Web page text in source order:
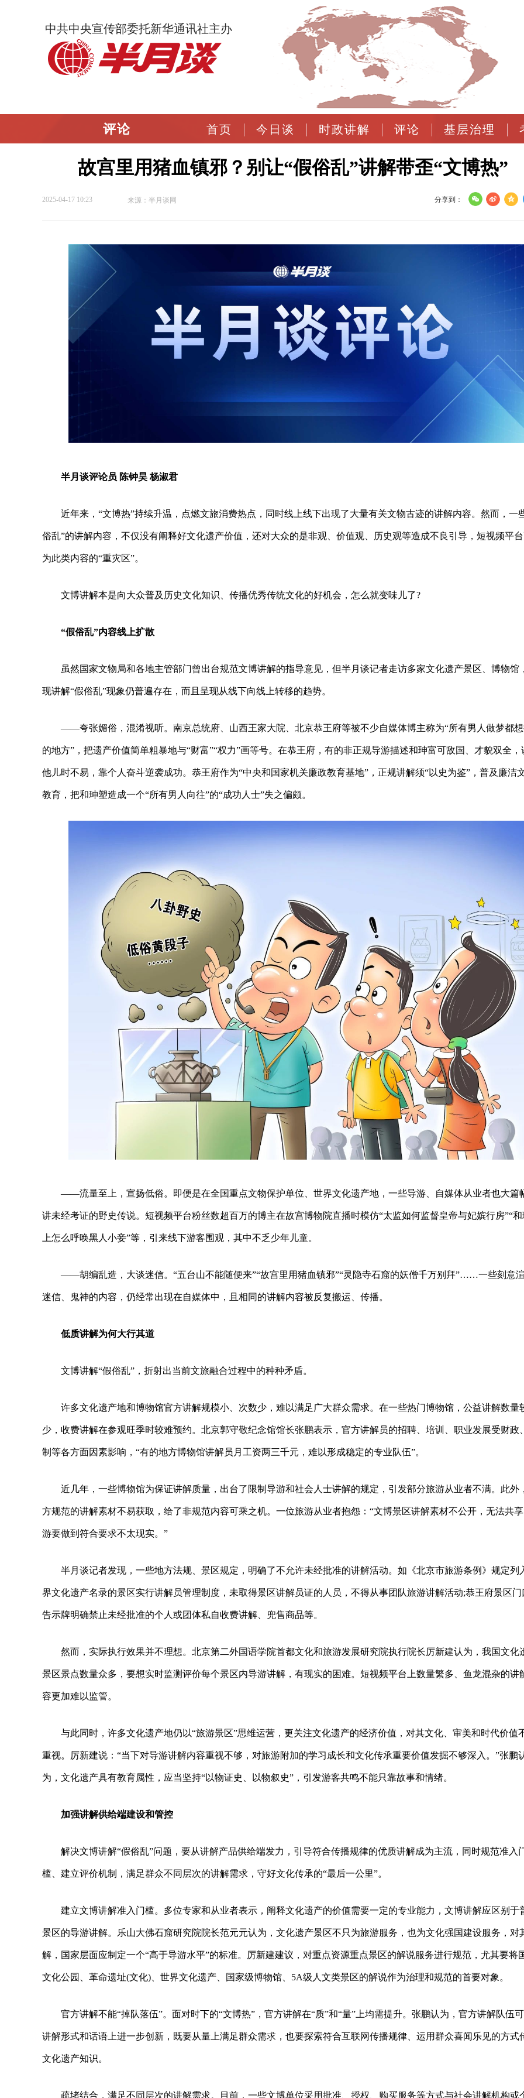
中共中央宣传部委托新华通讯社主办
评论 首页 今日谈 时政讲解 评论 基层治理
故宫里用猪血镇邪？别让“假俗乱”讲解带歪“文博热”
2025-04-17 10:23 来源：半月谈网 分享到：
半月谈评论员 陈钟昊 杨淑君
近年来，“文博热”持续升温，点燃文旅消费热点，同时线上线下出现了大量有关文物古迹的讲解内容。然而，一
俗乱”的讲解内容，不仅没有阐释好文化遗产价值，还对大众的是非观、价值观、历史观等造成不良引导，短视频平
为此类内容的“重灾区”。
文博讲解本是向大众普及历史文化知识、传播优秀传统文化的好机会，怎么就变味儿了?
“假俗乱”内容线上扩散
虽然国家文物局和各地主管部门曾出台规范文博讲解的指导意见，但半月谈记者走访多家文化遗产景区、博物馆
现讲解“假俗乱”现象仍普遍存在，而且呈现从线下向线上转移的趋势。
——夸张媚俗，混淆视听。南京总统府、山西王家大院、北京恭王府等被不少自媒体博主称为“所有男人做梦都
的地方”，把遗产价值简单粗暴地与“财富”“权力”画等号。在恭王府，有的非正规导游描述和珅富可敌国、才貌双全，
他儿时不易，靠个人奋斗逆袭成功。恭王府作为“中央和国家机关廉政教育基地”，正规讲解须“以史为鉴”，普及廉洁
教育，把和珅塑造成一个“所有男人向往”的“成功人士”失之偏颇。
——流量至上，宣扬低俗。即便是在全国重点文物保护单位、世界文化遗产地，一些导游、自媒体从业者也大篇
讲未经考证的野史传说。短视频平台粉丝数超百万的博主在故宫博物院直播时模仿“太监如何监督皇帝与妃嫔行房”“
上怎么呼唤黑人小妾”等，引来线下游客围观，其中不乏少年儿童。
——胡编乱造，大谈迷信。“五台山不能随便来”“故宫里用猪血镇邪”“灵隐寺石窟的妖僧千万别拜”……一些刻意
迷信、鬼神的内容，仍经常出现在自媒体中，且相同的讲解内容被反复搬运、传播。
低质讲解为何大行其道
文博讲解“假俗乱”，折射出当前文旅融合过程中的种种矛盾。
许多文化遗产地和博物馆官方讲解规模小、次数少，难以满足广大群众需求。在一些热门博物馆，公益讲解数量
少，收费讲解在参观旺季时较难预约。北京郭守敬纪念馆馆长张鹏表示，官方讲解员的招聘、培训、职业发展受财政
制等各方面因素影响，“有的地方博物馆讲解员月工资两三千元，难以形成稳定的专业队伍”。
近几年，一些博物馆为保证讲解质量，出台了限制导游和社会人士讲解的规定，引发部分旅游从业者不满。此外
方规范的讲解素材不易获取，给了非规范内容可乘之机。一位旅游从业者抱怨：“文博景区讲解素材不公开，无法共
游要做到符合要求不太现实。”
半月谈记者发现，一些地方法规、景区规定，明确了不允许未经批准的讲解活动。如《北京市旅游条例》规定列
界文化遗产名录的景区实行讲解员管理制度，未取得景区讲解员证的人员，不得从事团队旅游讲解活动;恭王府景区门
告示牌明确禁止未经批准的个人或团体私自收费讲解、兜售商品等。
然而，实际执行效果并不理想。北京第二外国语学院首都文化和旅游发展研究院执行院长厉新建认为，我国文化
景区景点数量众多，要想实时监测评价每个景区内导游讲解，有现实的困难。短视频平台上数量繁多、鱼龙混杂的讲
容更加难以监管。
与此同时，许多文化遗产地仍以“旅游景区”思维运营，更关注文化遗产的经济价值，对其文化、审美和时代价值
重视。厉新建说：“当下对导游讲解内容重视不够，对旅游附加的学习成长和文化传承重要价值发掘不够深入。”张鹏
为，文化遗产具有教育属性，应当坚持“以物证史、以物叙史”，引发游客共鸣不能只靠故事和情绪。
加强讲解供给端建设和管控
解决文博讲解“假俗乱”问题，要从讲解产品供给端发力，引导符合传播规律的优质讲解成为主流，同时规范准入
槛、建立评价机制，满足群众不同层次的讲解需求，守好文化传承的“最后一公里”。
建立文博讲解准入门槛。多位专家和从业者表示，阐释文化遗产的价值需要一定的专业能力，文博讲解应区别于
景区的导游讲解。乐山大佛石窟研究院院长范元元认为，文化遗产景区不只为旅游服务，也为文化强国建设服务，对
解，国家层面应制定一个“高于导游水平”的标准。厉新建建议，对重点资源重点景区的解说服务进行规范，尤其要将
文化公园、革命遗址(文化)、世界文化遗产、国家级博物馆、5A级人文类景区的解说作为治理和规范的首要对象。
官方讲解不能“掉队落伍”。面对时下的“文博热”，官方讲解在“质”和“量”上均需提升。张鹏认为，官方讲解队伍
讲解形式和话语上进一步创新，既要从量上满足群众需求，也要探索符合互联网传播规律、运用群众喜闻乐见的方式
文化遗产知识。
疏堵结合，满足不同层次的讲解需求。目前，一些文博单位采用批准、授权、购买服务等方式与社会讲解机构或